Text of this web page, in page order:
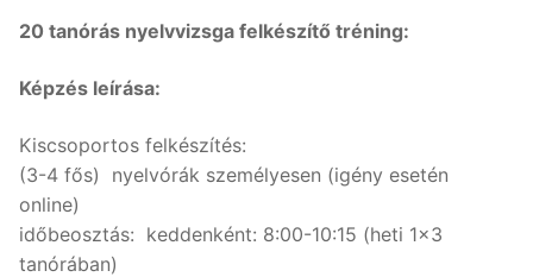
20 tanórás nyelvvizsga felkészítő tréning:
Képzés leírása:
Kiscsoportos felkészítés:
(3-4 fős) nyelvórák személyesen (igény esetén
online)
időbeosztás: keddenként: 8:00-10:15 (heti 1x3
tanórában)